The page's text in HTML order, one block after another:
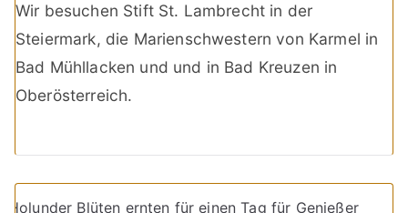
Wir besuchen Stift St. Lambrecht in der
Steiermark, die Marienschwestern von Karmel in
Bad Mühllacken und und in Bad Kreuzen in
Oberösterreich.